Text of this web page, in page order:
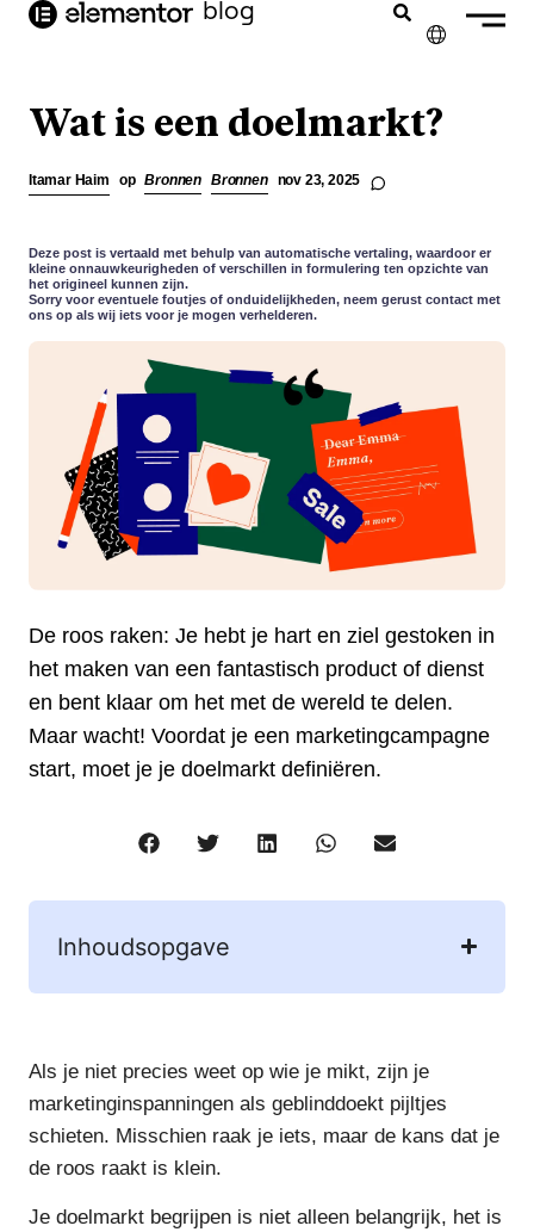
blog
ENGLISH
PORTUGUÊS
ESPAÑOL
ITALIANO
Wat is een doelmarkt?
Itamar Haim op Bronnen Bronnen nov 23, 2025
Deze post is vertaald met behulp van automatische vertaling, waardoor er
kleine onnauwkeurigheden of verschillen in formulering ten opzichte van
het origineel kunnen zijn.
Sorry voor eventuele foutjes of onduidelijkheden, neem gerust contact met
ons op als wij iets voor je mogen verhelderen.
De roos raken: Je hebt je hart en ziel gestoken in
het maken van een fantastisch product of dienst
en bent klaar om het met de wereld te delen.
Maar wacht! Voordat je een marketingcampagne
start, moet je je doelmarkt definiëren.
Inhoudsopgave
Als je niet precies weet op wie je mikt, zijn je
marketinginspanningen als geblinddoekt pijltjes
schieten. Misschien raak je iets, maar de kans dat je
de roos raakt is klein.
Je doelmarkt begrijpen is niet alleen belangrijk, het is